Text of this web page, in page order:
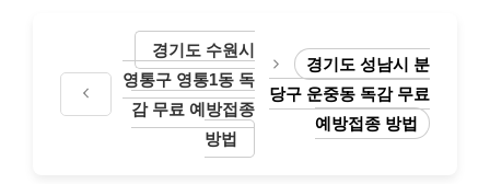
경기도 수원시
영통구 영통1동 독
감 무료 예방접종
방법
경기도 성남시 분
당구 운중동 독감 무료
예방접종 방법